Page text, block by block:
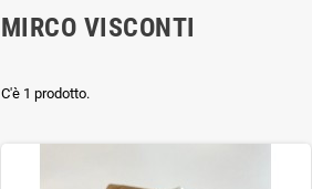
MIRCO VISCONTI
C'è 1 prodotto.